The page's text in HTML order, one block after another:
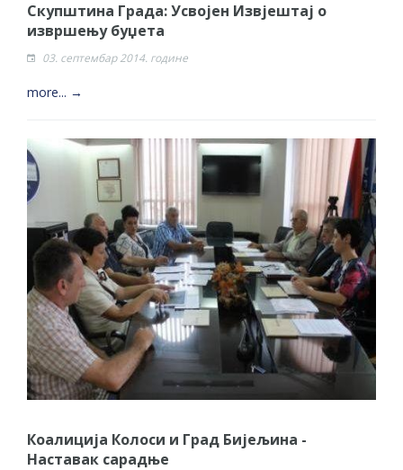
Скупштина Града: Усвојен Извјештај о
извршењу буџета
03. септембар 2014. године
more... →
Коалиција Колоси и Град Бијељина -
Наставак сарадње